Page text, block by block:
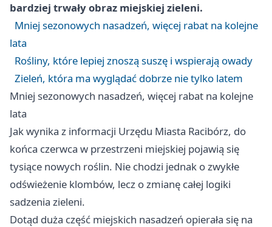
bardziej trwały obraz miejskiej zieleni.
Mniej sezonowych nasadzeń, więcej rabat na kolejne
lata
Rośliny, które lepiej znoszą suszę i wspierają owady
Zieleń, która ma wyglądać dobrze nie tylko latem
Mniej sezonowych nasadzeń, więcej rabat na kolejne
lata
Jak wynika z informacji Urzędu Miasta Racibórz, do
końca czerwca w przestrzeni miejskiej pojawią się
tysiące nowych roślin. Nie chodzi jednak o zwykłe
odświeżenie klombów, lecz o zmianę całej logiki
sadzenia zieleni.
Dotąd duża część miejskich nasadzeń opierała się na